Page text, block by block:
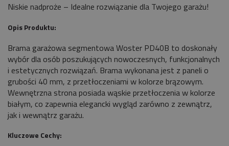
Niskie nadproże – Idealne rozwiązanie dla Twojego garażu!
Opis Produktu:
Brama garażowa segmentowa Woster PD40B to doskonały
wybór dla osób poszukujących nowoczesnych, funkcjonalnych
i estetycznych rozwiązań. Brama wykonana jest z paneli o
grubości 40 mm, z przetłoczeniami w kolorze brązowym.
Wewnętrzna strona posiada wąskie przetłoczenia w kolorze
białym, co zapewnia elegancki wygląd zarówno z zewnątrz,
jak i wewnątrz garażu.
Kluczowe Cechy: